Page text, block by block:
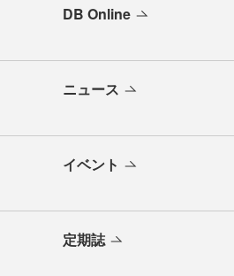
DB Online
ニュース
イベント
定期誌